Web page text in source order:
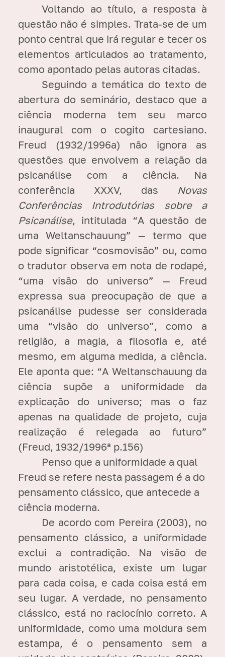
Voltando ao título, a resposta à
questão não é simples. Trata-se de um
ponto central que irá regular e tecer os
elementos articulados ao tratamento,
como apontado pelas autoras citadas.
Seguindo a temática do texto de
abertura do seminário, destaco que a
ciência moderna tem seu marco
inaugural com o cogito cartesiano.
Freud (1932/1996a) não ignora as
questões que envolvem a relação da
psicanálise com a ciência. Na
conferência XXXV, das Novas
Conferências Introdutórias sobre a
Psicanálise, intitulada “A questão de
uma Weltanschauung” — termo que
pode significar “cosmovisão” ou, como
o tradutor observa em nota de rodapé,
“uma visão do universo” — Freud
expressa sua preocupação de que a
psicanálise pudesse ser considerada
uma “visão do universo”, como a
religião, a magia, a filosofia e, até
mesmo, em alguma medida, a ciência.
Ele aponta que: “A Weltanschauung da
ciência supõe a uniformidade da
explicação do universo; mas o faz
apenas na qualidade de projeto, cuja
realização é relegada ao futuro”
(Freud, 1932/1996ª p.156)
Penso que a uniformidade a qual
Freud se refere nesta passagem é a do
pensamento clássico, que antecede a
ciência moderna.
De acordo com Pereira (2003), no
pensamento clássico, a uniformidade
exclui a contradição. Na visão de
mundo aristotélica, existe um lugar
para cada coisa, e cada coisa está em
seu lugar. A verdade, no pensamento
clássico, está no raciocínio correto. A
uniformidade, como uma moldura sem
estampa, é o pensamento sem a